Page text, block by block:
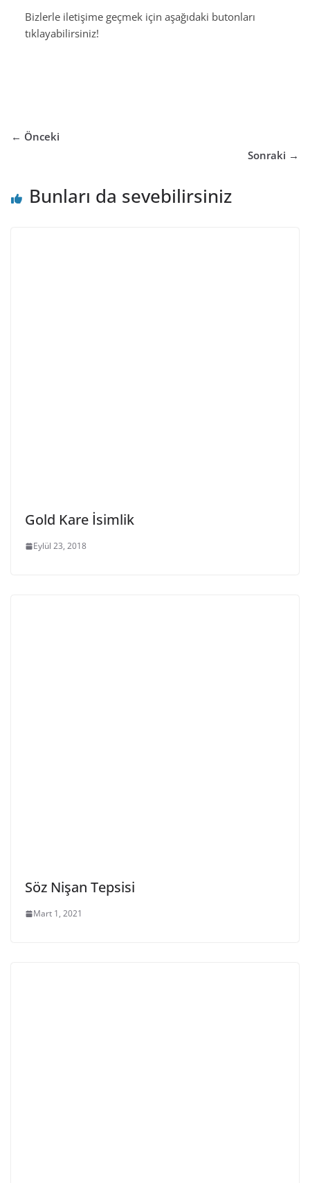
Bizlerle iletişime geçmek için aşağıdaki butonları
tıklayabilirsiniz!
← Önceki
Sonraki →
Bunları da sevebilirsiniz
Gold Kare İsimlik
Eylül 23, 2018
Söz Nişan Tepsisi
Mart 1, 2021